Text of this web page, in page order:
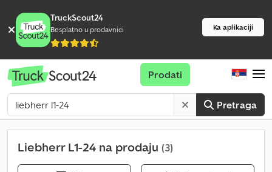
TruckScout24
Besplatno u prodavnici Ka aplikaciji
Pretraga
Prodati
Liebherr L1-24 na prodaju (3)